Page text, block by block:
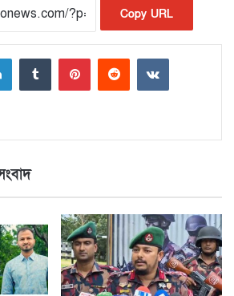
Copy URL
LinkedIn